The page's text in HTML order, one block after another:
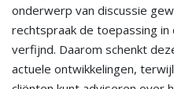
onderwerp van discussie
rechtspraak de toepassing
verfijnd. Daarom schenkt
actuele ontwikkelingen,